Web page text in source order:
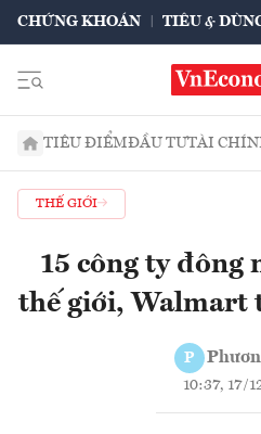
CHỨNG KHOÁN TIÊU &
TIÊU ĐIỂMĐẦU TƯTÀI
THẾ GIỚI
15 công ty đông
thế giới, Walmart
P
10:37, 17/